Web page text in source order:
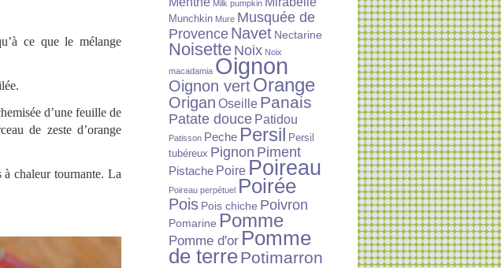
ce que le mélange
d’une feuille de
de zeste d’orange
chaleur tournante. La
Milk pumpkin
Munchkin Mure Musquée de
Provence Navet Nectarine
Noisette Noix Noix
macadamia Oignon
Oignon vertOrange
Origan Oseille Panais
Patate douce Patidou
Patisson Peche Persil Persil
tubéreux Pignon Piment
Pistache Poire Poireau
Poireau perpétuel Poirée
Pois Pois chiche Poivron
Pomarine Pomme
Pomme d'or Pomme
de terrePotimarron